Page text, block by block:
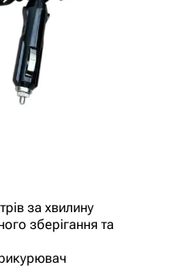
за хвилину
зберігання та